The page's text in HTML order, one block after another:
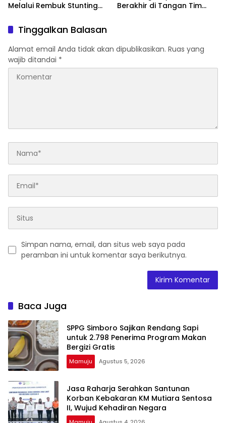
Melalui Rembuk Stunting
Berakhir di Tangan Tim
Tinggalkan Balasan
Alamat email Anda tidak akan dipublikasikan. Ruas yang
wajib ditandai *
Simpan nama, email, dan situs web saya pada
peramban ini untuk komentar saya berikutnya.
Baca Juga
SPPG Simboro Sajikan Rendang Sapi
untuk 2.798 Penerima Program Makan
Bergizi Gratis
Mamuju Agustus 5, 2026
Jasa Raharja Serahkan Santunan
Korban Kebakaran KM Mutiara Sentosa
II, Wujud Kehadiran Negara